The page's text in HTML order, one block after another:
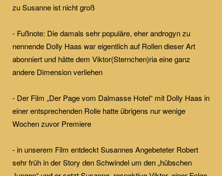
zu Susanne ist nicht groß
- Fußnote: Die damals sehr populäre, eher androgyn zu
nennende Dolly Haas war eigentlich auf Rollen dieser Art
abonniert und hätte dem Viktor(Sternchen)ria eine ganz
andere Dimension verliehen
- Der Film „Der Page vom Dalmasse Hotel“ mit Dolly Haas in
einer entsprechenden Rolle hatte übrigens nur wenige
Wochen zuvor Premiere
- in unserem Film entdeckt Susannes Angebeteter Robert
sehr früh in der Story den Schwindel um den „hübschen